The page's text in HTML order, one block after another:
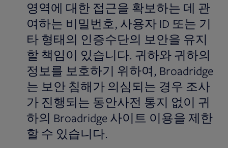
영역에 대한 접근을 확보하는 데 관
여하는 비밀번호, 사용자 ID 또는 기
타 형태의 인증수단의 보안을 유지
할 책임이 있습니다. 귀하와 귀하의
정보를 보호하기 위하여, Broadridge
는 보안 침해가 의심되는 경우 조사
가 진행되는 동안사전 통지 없이 귀
하의 Broadridge 사이트 이용을 제한
할 수 있습니다.